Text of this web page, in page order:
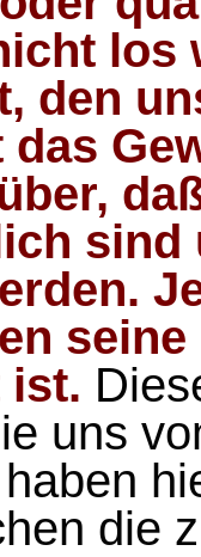
los
den
das
sind
ist.
uns
die